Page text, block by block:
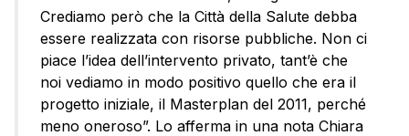
Crediamo però che la Città della Salute debba
essere realizzata con risorse pubbliche. Non ci
piace l’idea dell’intervento privato, tant’è che
noi vediamo in modo positivo quello che era il
progetto iniziale, il Masterplan del 2011, perché
meno oneroso”. Lo afferma in una nota Chiara